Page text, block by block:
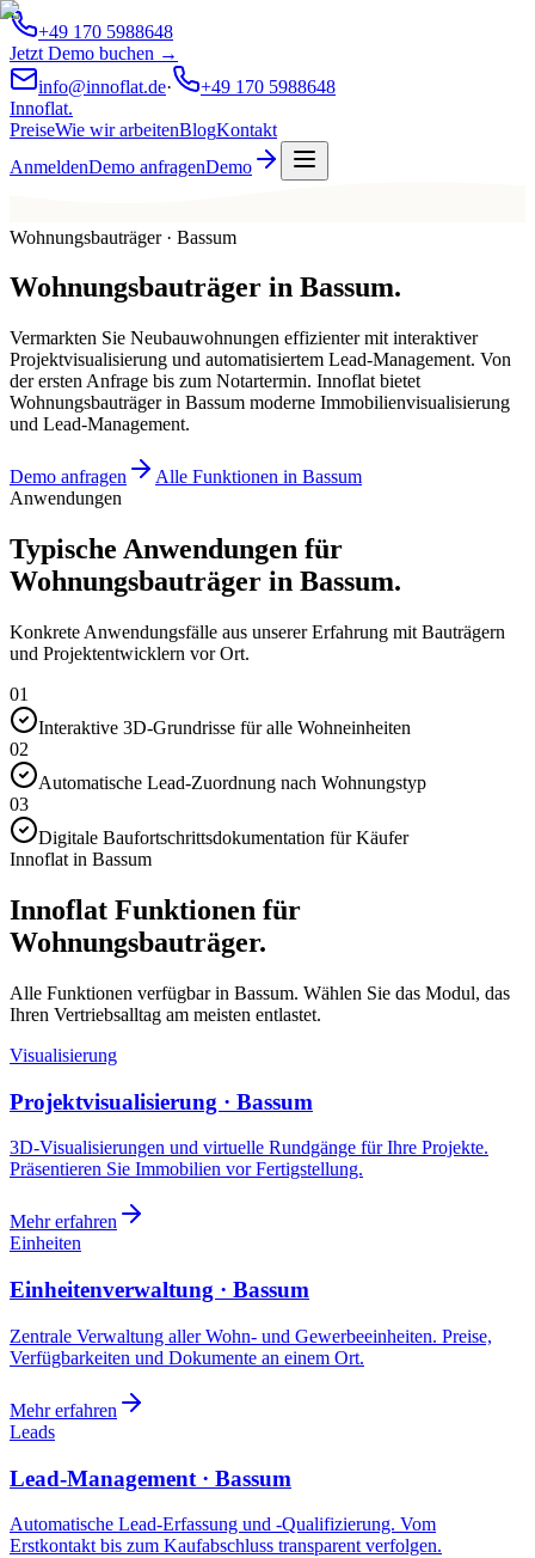
+49 170 5988648
Jetzt Demo buchen →
info@innoflat.de·
+49 170 5988648
Innoflat.
PreiseWie wir arbeitenBlogKontakt
AnmeldenDemo anfragenDemo
Wohnungsbauträger · Bassum
Wohnungsbauträger in Bassum.
Vermarkten Sie Neubauwohnungen effizienter mit interaktiver
Projektvisualisierung und automatisiertem Lead-Management. Von
der ersten Anfrage bis zum Notartermin. Innoflat bietet
Wohnungsbauträger in Bassum moderne Immobilienvisualisierung
und Lead-Management.
Demo anfragen
Alle Funktionen in Bassum
Anwendungen
Typische Anwendungen für
Wohnungsbauträger in Bassum.
Konkrete Anwendungsfälle aus unserer Erfahrung mit Bauträgern
und Projektentwicklern vor Ort.
01
Interaktive 3D-Grundrisse für alle Wohneinheiten
02
Automatische Lead-Zuordnung nach Wohnungstyp
03
Digitale Baufortschrittsdokumentation für Käufer
Innoflat in Bassum
Innoflat Funktionen für
Wohnungsbauträger.
Alle Funktionen verfügbar in Bassum. Wählen Sie das Modul, das
Ihren Vertriebsalltag am meisten entlastet.
Visualisierung
Projektvisualisierung · Bassum
3D-Visualisierungen und virtuelle Rundgänge für Ihre Projekte.
Präsentieren Sie Immobilien vor Fertigstellung.
Mehr erfahren
Einheiten
Einheitenverwaltung · Bassum
Zentrale Verwaltung aller Wohn- und Gewerbeeinheiten. Preise,
Verfügbarkeiten und Dokumente an einem Ort.
Mehr erfahren
Leads
Lead-Management · Bassum
Automatische Lead-Erfassung und -Qualifizierung. Vom
Erstkontakt bis zum Kaufabschluss transparent verfolgen.